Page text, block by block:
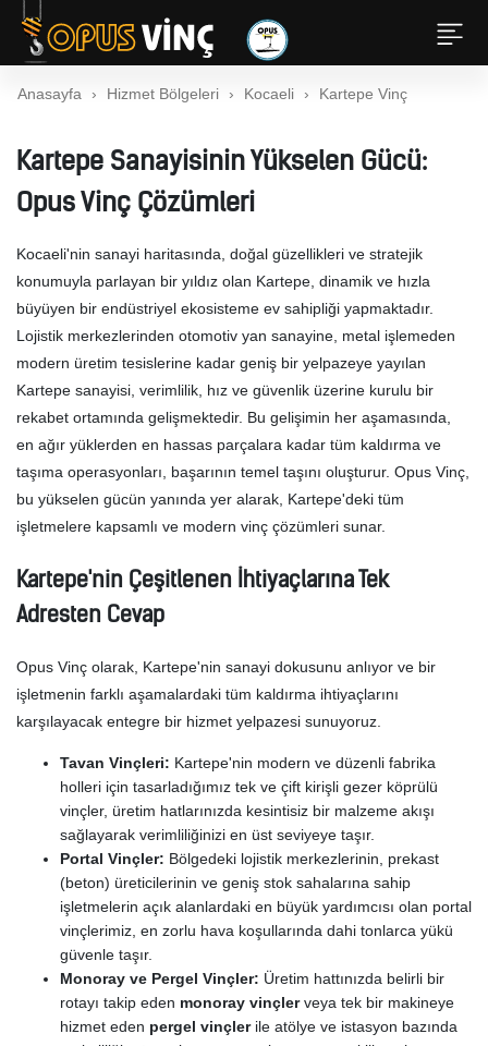
Anasayfa Hizmet Bölgeleri Kocaeli Kartepe Vinç
Kartepe Sanayisinin Yükselen Gücü:
Opus Vinç Çözümleri
Kocaeli'nin sanayi haritasında, doğal güzellikleri ve stratejik
konumuyla parlayan bir yıldız olan Kartepe, dinamik ve hızla
büyüyen bir endüstriyel ekosisteme ev sahipliği yapmaktadır.
Lojistik merkezlerinden otomotiv yan sanayine, metal işlemeden
modern üretim tesislerine kadar geniş bir yelpazeye yayılan
Kartepe sanayisi, verimlilik, hız ve güvenlik üzerine kurulu bir
rekabet ortamında gelişmektedir. Bu gelişimin her aşamasında,
en ağır yüklerden en hassas parçalara kadar tüm kaldırma ve
taşıma operasyonları, başarının temel taşını oluşturur. Opus Vinç,
bu yükselen gücün yanında yer alarak, Kartepe'deki tüm
işletmelere kapsamlı ve modern vinç çözümleri sunar.
Kartepe'nin Çeşitlenen İhtiyaçlarına Tek
Adresten Cevap
Opus Vinç olarak, Kartepe'nin sanayi dokusunu anlıyor ve bir
işletmenin farklı aşamalardaki tüm kaldırma ihtiyaçlarını
karşılayacak entegre bir hizmet yelpazesi sunuyoruz.
Tavan Vinçleri: Kartepe'nin modern ve düzenli fabrika
holleri için tasarladığımız tek ve çift kirişli gezer köprülü
vinçler, üretim hatlarınızda kesintisiz bir malzeme akışı
sağlayarak verimliliğinizi en üst seviyeye taşır.
Portal Vinçler: Bölgedeki lojistik merkezlerinin, prekast
(beton) üreticilerinin ve geniş stok sahalarına sahip
işletmelerin açık alanlardaki en büyük yardımcısı olan portal
vinçlerimiz, en zorlu hava koşullarında dahi tonlarca yükü
güvenle taşır.
Monoray ve Pergel Vinçler: Üretim hattınızda belirli bir
rotayı takip eden monoray vinçlerveya tek bir makineye
hizmet eden pergel vinçlerile atölye ve istasyon bazında